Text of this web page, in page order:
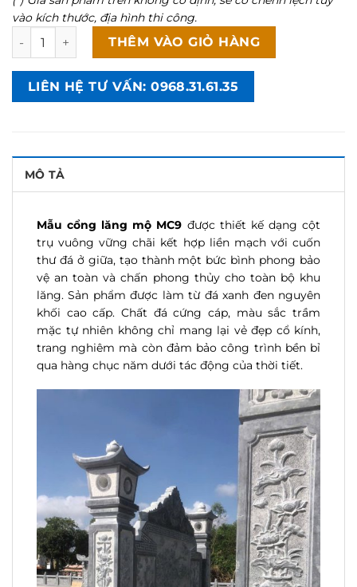
vào kích thước, địa hình thi công.
Mẫu cổng lăng mộ chạm khắc bình hoa sen - MC9 số
THÊM VÀO GIỎ HÀNG
LIÊN HỆ TƯ VẤN: 0968.31.61.35
MÔ TẢ
Mẫu cổng lăng mộ MC9 được thiết kế dạng cột
trụ vuông vững chãi kết hợp liền mạch với cuốn
thư đá ở giữa, tạo thành một bức bình phong bảo
vệ an toàn và chấn phong thủy cho toàn bộ khu
lăng. Sản phẩm được làm từ đá xanh đen nguyên
khối cao cấp. Chất đá cứng cáp, màu sắc trầm
mặc tự nhiên không chỉ mang lại vẻ đẹp cổ kính,
trang nghiêm mà còn đảm bảo công trình bền bỉ
qua hàng chục năm dưới tác động của thời tiết.